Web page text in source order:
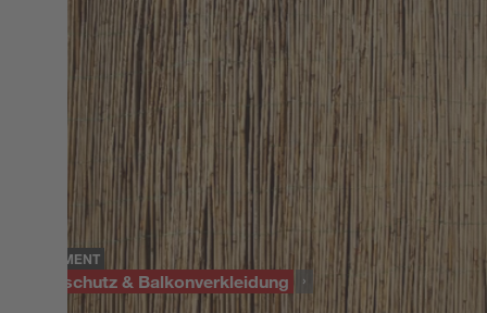
SORTIMENT
Sichtschutz & Balkonverkleidung